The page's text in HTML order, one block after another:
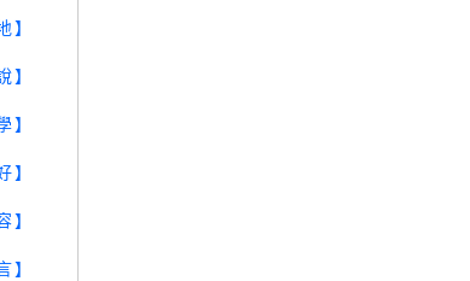
】
】
】
】
】
】